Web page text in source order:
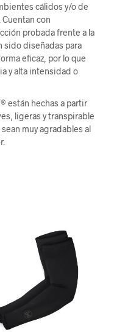
cálidos y/o de
con
probada frente a la
sido diseñadas para
eficaz, por lo que
y alta intensidad o
están hechas a partir
ligeras y transpirable
muy agradables al